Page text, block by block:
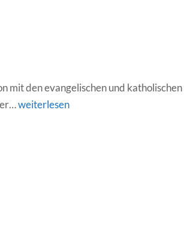
mit den evangelischen und katholischen
Weihnachtsbesuch
weiterlesen